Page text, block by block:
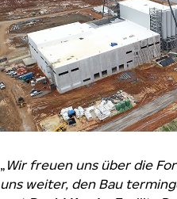
„ Wir freuen uns über die
uns weiter, den Bau